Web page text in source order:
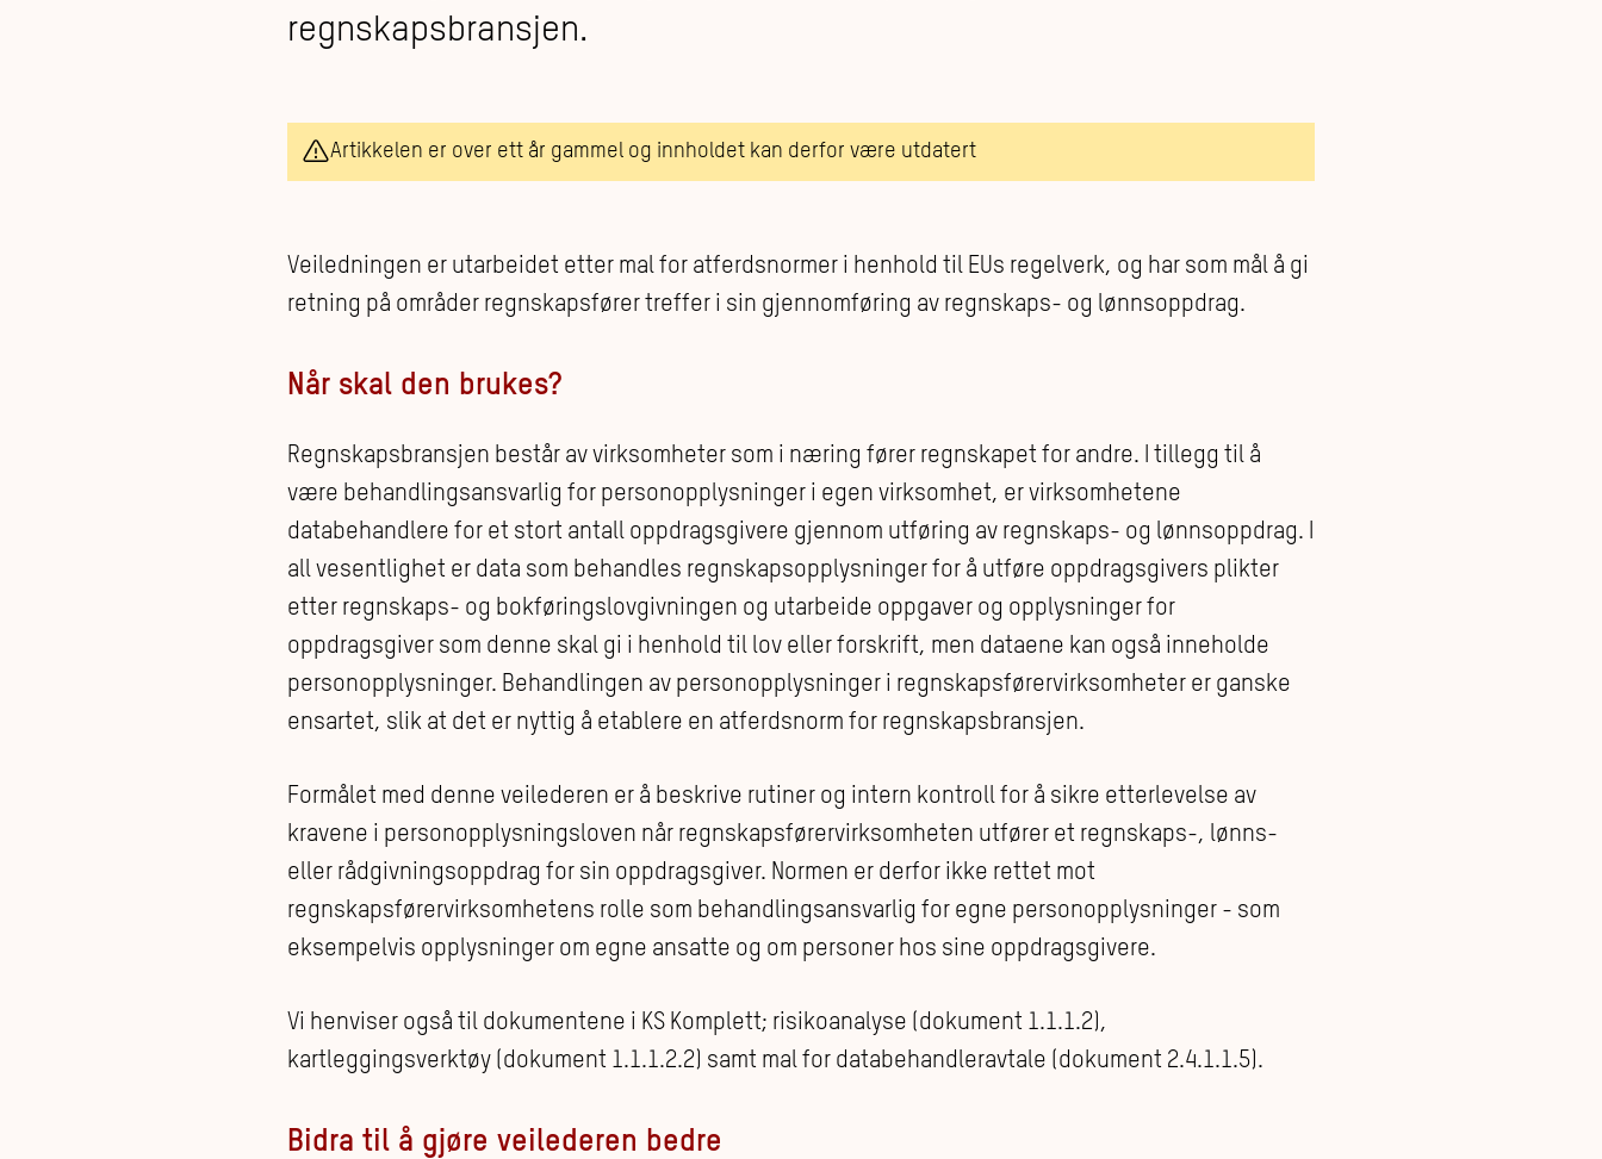
regnskapsbransjen.
Artikkelen er over ett år gammel og innholdet kan derfor være utdatert
Veiledningen er utarbeidet etter mal for atferdsnormer i henhold til EUs regelverk, og har som mål å gi
retning på områder regnskapsfører treffer i sin gjennomføring av regnskaps- og lønnsoppdrag.
Når skal den brukes?
Regnskapsbransjen består av virksomheter som i næring fører regnskapet for andre. I tillegg til å
være behandlingsansvarlig for personopplysninger i egen virksomhet, er virksomhetene
databehandlere for et stort antall oppdragsgivere gjennom utføring av regnskaps- og lønnsoppdrag. I
all vesentlighet er data som behandles regnskapsopplysninger for å utføre oppdragsgivers plikter
etter regnskaps- og bokføringslovgivningen og utarbeide oppgaver og opplysninger for
oppdragsgiver som denne skal gi i henhold til lov eller forskrift, men dataene kan også inneholde
personopplysninger. Behandlingen av personopplysninger i regnskapsførervirksomheter er ganske
ensartet, slik at det er nyttig å etablere en atferdsnorm for regnskapsbransjen.
Formålet med denne veilederen er å beskrive rutiner og intern kontroll for å sikre etterlevelse av
kravene i personopplysningsloven når regnskapsførervirksomheten utfører et regnskaps-, lønns-
eller rådgivningsoppdrag for sin oppdragsgiver. Normen er derfor ikke rettet mot
regnskapsførervirksomhetens rolle som behandlingsansvarlig for egne personopplysninger - som
eksempelvis opplysninger om egne ansatte og om personer hos sine oppdragsgivere.
Vi henviser også til dokumentene i KS Komplett; risikoanalyse (dokument 1.1.1.2),
kartleggingsverktøy (dokument 1.1.1.2.2) samt mal for databehandleravtale (dokument 2.4.1.1.5).
Bidra til å gjøre veilederen bedre